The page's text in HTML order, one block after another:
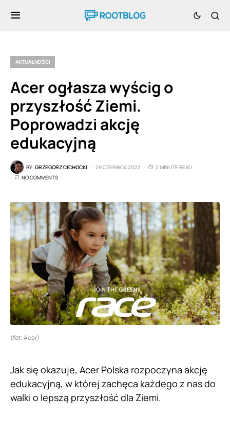
AKTUALNOŚCI
Acer ogłasza wyścig o
przyszłość Ziemi.
Poprowadzi akcję
edukacyjną
BY GRZEGORZ CICHOCKI 29 CZERWCA 2022
2 MINUTE READ
NO COMMENTS
(fot. Acer)
Jak się okazuje, Acer Polska rozpoczyna akcję
edukacyjną, w której zachęca każdego z nas do
walki o lepszą przyszłość dla Ziemi.